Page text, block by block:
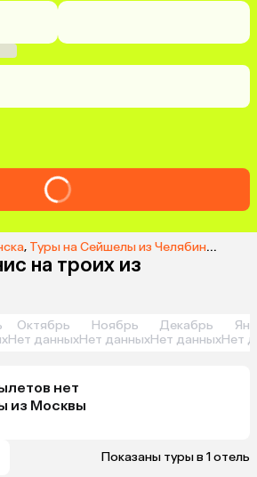
, Туры на Сейшелы из Челябинска
на троих из
Октябрь
Нет данных
Ноябрь
Нет данных
Декабрь
Нет данныхНет
нет
из Москвы
Показаны туры в 1 отель